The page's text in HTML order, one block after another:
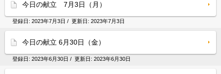
今日の献立 7月3日（月）
登録日: 2023年7月3日 / 更新日: 2023年7月3日
今日の献立 6月30日（金）
登録日: 2023年6月30日 / 更新日: 2023年6月30日